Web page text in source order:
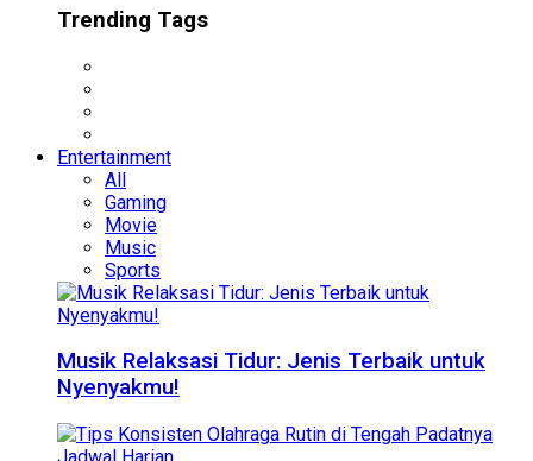
Trending Tags
Entertainment
All
Gaming
Movie
Music
Sports
Musik Relaksasi Tidur: Jenis Terbaik untuk
Nyenyakmu!